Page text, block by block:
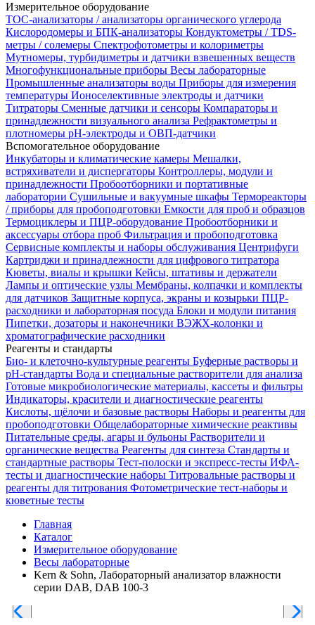
Измерительное оборудование
TOC-анализаторы / анализаторы органического углерода
Кислородомеры и БПК-анализаторы Кондуктометры / TDS-
метры / солемеры Спектрофотометры и колориметры
Мутномеры, турбидиметры и датчики взвешенных веществ
Многофункциональные приборы Весы лабораторные
Промышленные анализаторы воды Приборы для измерения
температуры Ионоселективные электроды и датчики
Титраторы Сменные датчики и сенсоры Компараторы и
принадлежности визуального анализа Рефрактометры и
плотномеры pH-электроды и ОВП-датчики
Вспомогательное оборудование
Инкубаторы и климатические камеры Мешалки,
встряхиватели и диспергаторы Контроллеры, модули и
принадлежности Пробоотборники и портативные
лаборатории Сушильные и вакуумные шкафы Термореакторы
/ приборы для пробоподготовки Емкости для проб и образцов
Термоциклеры и ПЦР-оборудование Пробоотборники и
аксессуары отбора проб Фильтрация и пробоподготовка
Сервисные комплекты и наборы обслуживания Центрифуги
Картриджи и принадлежности для цифрового титратора
Кюветы, виалы и крышки Кейсы, штативы и держатели
Лампы и оптические узлы Мембраны, колпачки и комплекты
для датчиков Защитные корпуса, экраны и козырьки ПЦР-
расходники и лабораторная посуда Блоки и модули питания
Пипетки, дозаторы и наконечники ВЭЖХ-колонки и
хроматографические расходники
Реагенты и стандарты
Био- и клеточно-культурные реагенты Буферные растворы и
pH-стандарты Вода и специальные растворители для анализа
Готовые микробиологические материалы, кассеты и фильтры
Индикаторы, красители и диагностические реагенты
Кислоты, щёлочи и базовые растворы Наборы и реагенты для
пробоподготовки Общелабораторные химические реактивы
Питательные среды, агары и бульоны Растворители и
органические вещества Реагенты для синтеза Стандарты и
стандартные растворы Тест-полоски и экспресс-тесты ИФА-
тесты и диагностические наборы Титровальные растворы и
реагенты для титрования Фотометрические тест-наборы и
кюветные тесты
Главная
Каталог
Измерительное оборудование
Весы лабораторные
Kern & Sohn, Лабораторный анализатор влажности
серии DAB, DAB 100-3